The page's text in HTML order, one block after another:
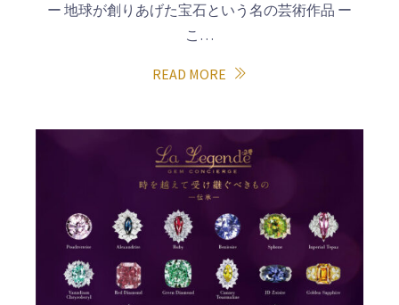
ー 地球が創りあげた宝石という名の芸術作品 ー
こ…
READ MORE